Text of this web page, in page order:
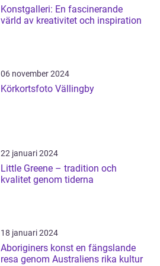
Konstgalleri: En fascinerande
värld av kreativitet och inspiration
06 november 2024
Körkortsfoto Vällingby
22 januari 2024
Little Greene – tradition och
kvalitet genom tiderna
18 januari 2024
Aboriginers konst en fängslande
resa genom Australiens rika kultur